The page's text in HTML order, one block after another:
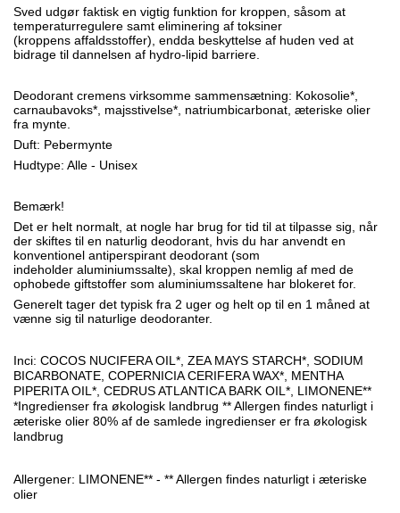
Sved udgør faktisk en vigtig funktion for kroppen, såsom at
temperaturregulere samt eliminering af toksiner
(kroppens affaldsstoffer), endda beskyttelse af huden ved at
bidrage til dannelsen af ​​hydro-lipid barriere.
Deodorant cremens virksomme sammensætning: Kokosolie*,
carnaubavoks*, majsstivelse*, natriumbicarbonat, æteriske olier
fra mynte.
Duft: Pebermynte
Hudtype: Alle - Unisex
Bemærk!
Det er helt normalt, at nogle har brug for tid til at tilpasse sig, når
der skiftes til en naturlig deodorant, hvis du har anvendt en
konventionel antiperspirant deodorant (som
indeholder aluminiumssalte), skal kroppen nemlig af ​​med de
ophobede giftstoffer som aluminiumssaltene har blokeret for.
Generelt tager det typisk fra 2 uger og helt op til en 1 måned at
vænne sig til naturlige deodoranter.
Inci: COCOS NUCIFERA OIL*, ZEA MAYS STARCH*, SODIUM
BICARBONATE, COPERNICIA CERIFERA WAX*, MENTHA
PIPERITA OIL*, CEDRUS ATLANTICA BARK OIL*, LIMONENE**
*Ingredienser fra økologisk landbrug ** Allergen findes naturligt i
æteriske olier 80% af de samlede ingredienser er fra økologisk
landbrug
Allergener: LIMONENE** - ** Allergen findes naturligt i æteriske
olier